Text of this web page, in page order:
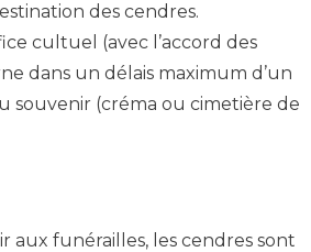
des cendres.
cultuel (avec l’accord des
dans un délais maximum d’un
souvenir (créma ou cimetière de
aux funérailles, les cendres sont